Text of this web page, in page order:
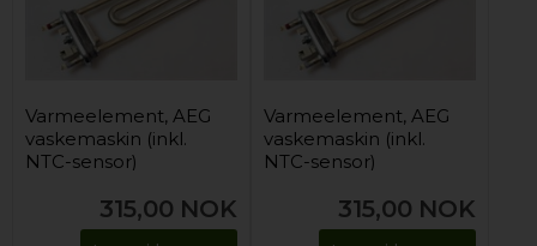
Varmeelement, AEG
vaskemaskin (inkl.
NTC-sensor)
315,00 NOK
Varmeelement, AEG
vaskemaskin (inkl.
NTC-sensor)
315,00 NOK